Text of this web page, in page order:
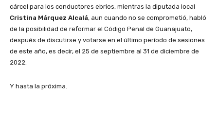
cárcel para los conductores ebrios, mientras la diputada local
Cristina Márquez Alcalá, aun cuando no se comprometió, habló
de la posibilidad de reformar el Código Penal de Guanajuato,
después de discutirse y votarse en el último período de sesiones
de este año, es decir, el 25 de septiembre al 31 de diciembre de
2022.
Y hasta la próxima.